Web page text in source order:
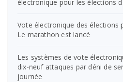
électronique pour les élections
Vote électronique des élections
Le marathon est lancé
Les systèmes de vote
dix-neuf attaques par déni de
journée